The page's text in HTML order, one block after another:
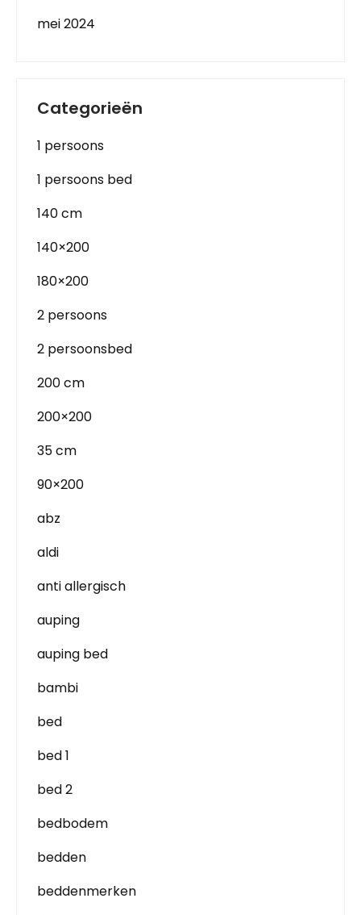
mei 2024
Categorieën
1 persoons
1 persoons bed
140 cm
140×200
180×200
2 persoons
2 persoonsbed
200 cm
200×200
35 cm
90×200
abz
aldi
anti allergisch
auping
auping bed
bambi
bed
bed 1
bed 2
bedbodem
bedden
beddenmerken